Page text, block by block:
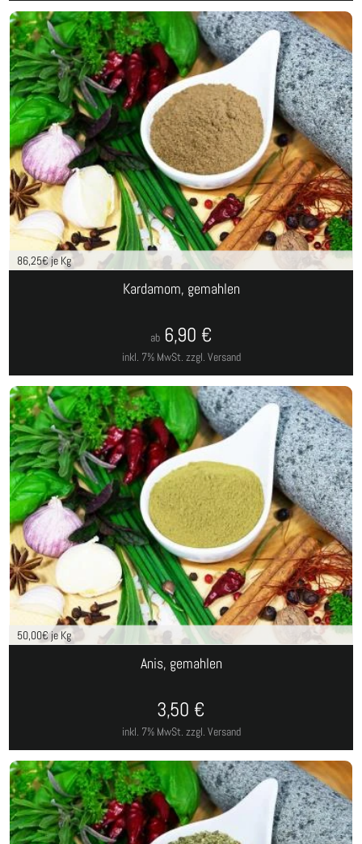
86,25€ je Kg
Kardamom, gemahlen
inkl. 7% MwSt. zzgl. Versand
ab 6,90 €
50,00€ je Kg
Anis, gemahlen
inkl. 7% MwSt. zzgl. Versand
3,50 €